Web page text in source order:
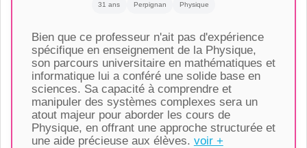
31 ans Perpignan Physique
Bien que ce professeur n'ait pas d'expérience
spécifique en enseignement de la Physique,
son parcours universitaire en mathématiques et
informatique lui a conféré une solide base en
sciences. Sa capacité à comprendre et
manipuler des systèmes complexes sera un
atout majeur pour aborder les cours de
Physique, en offrant une approche structurée et
une aide précieuse aux élèves. voir +